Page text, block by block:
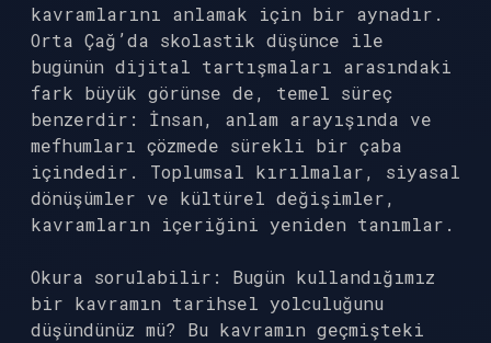
kavramlarını anlamak için bir aynadır.
Orta Çağ’da skolastik düşünce ile
bugünün dijital tartışmaları arasındaki
fark büyük görünse de, temel süreç
benzerdir: İnsan, anlam arayışında ve
mefhumları çözmede sürekli bir çaba
içindedir. Toplumsal kırılmalar, siyasal
dönüşümler ve kültürel değişimler,
kavramların içeriğini yeniden tanımlar.
Okura sorulabilir: Bugün kullandığımız
bir kavramın tarihsel yolculuğunu
düşündünüz mü? Bu kavramın geçmişteki